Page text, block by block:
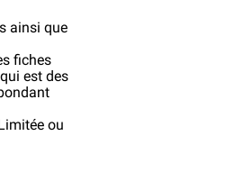
ainsi que
fiches
est des
ou